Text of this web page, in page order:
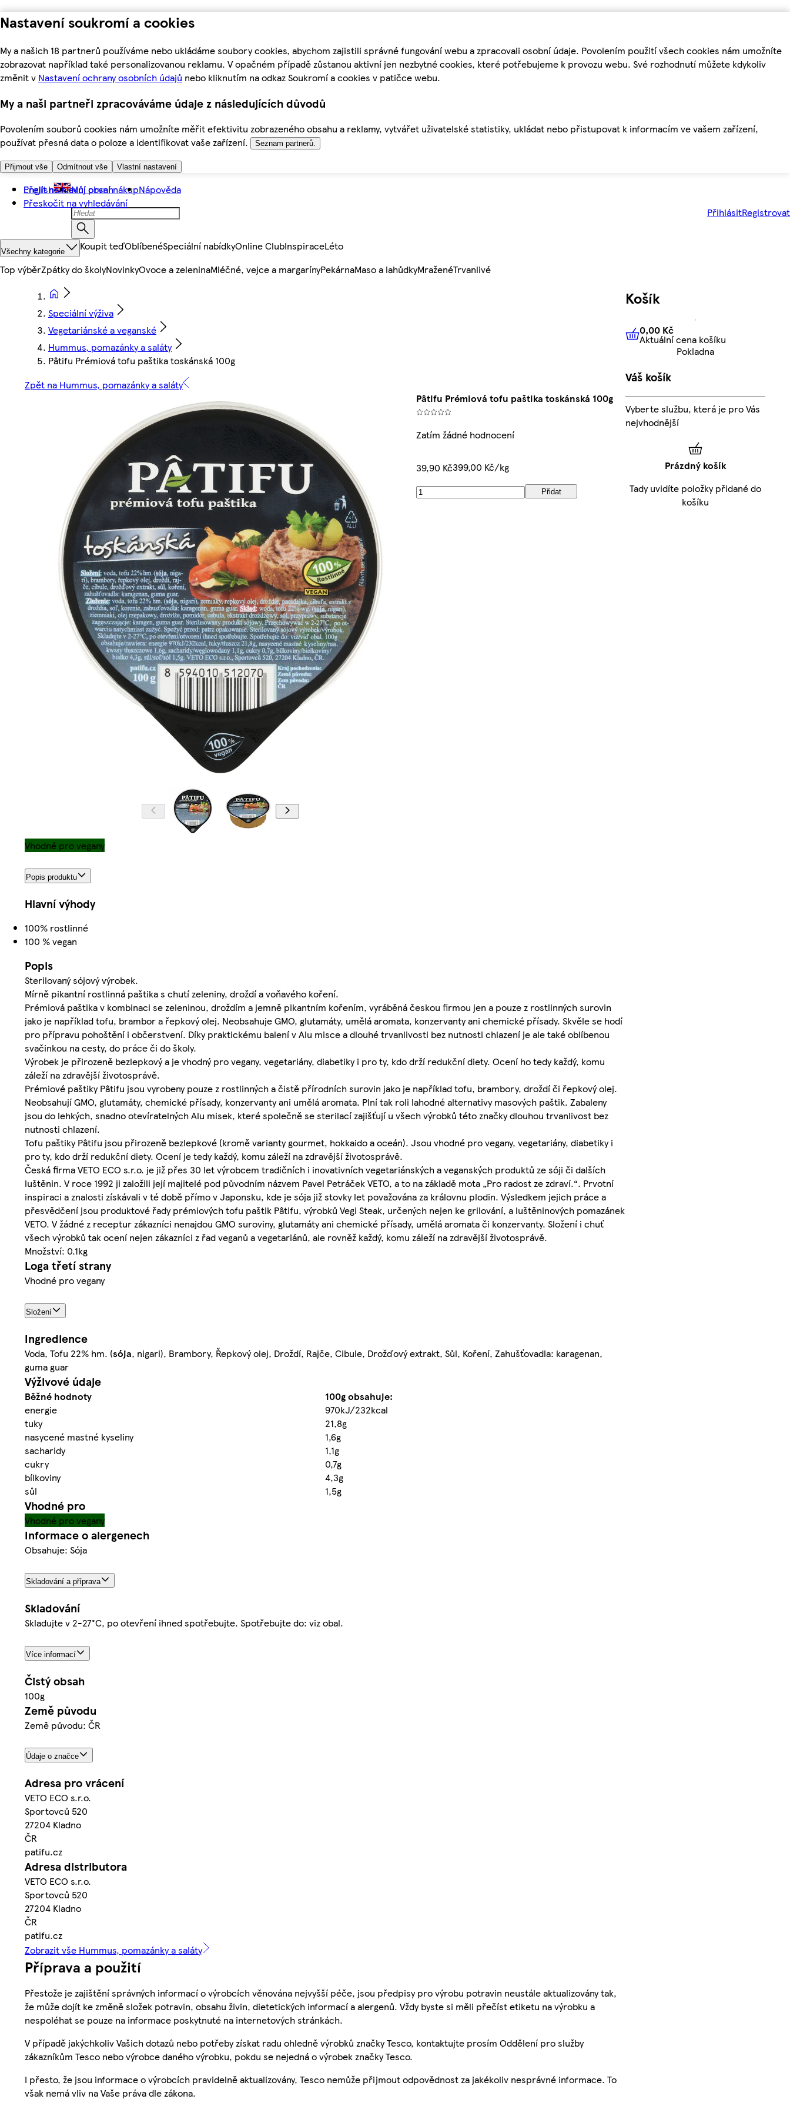
Nastavení soukromí a cookies
My a našich 18 partnerů používáme nebo ukládáme soubory cookies, abychom zajistili správné fungování webu a zpracovali osobní údaje. Povolením použití všech cookies nám umožníte
zobrazovat například také personalizovanou reklamu. V opačném případě zůstanou aktivní jen nezbytné cookies, které potřebujeme k provozu webu. Své rozhodnutí můžete kdykoliv
změnit v Nastavení ochrany osobních údajů nebo kliknutím na odkaz Soukromí a cookies v patičce webu.
My a naši partneři zpracováváme údaje z následujících důvodů
Povolením souborů cookies nám umožníte měřit efektivitu zobrazeného obsahu a reklamy, vytvářet uživatelské statistiky, ukládat nebo přistupovat k informacím ve vašem zařízení,
používat přesná data o poloze a identifikovat vaše zařízení.
Seznam partnerů.
Přijmout vše Odmítnout vše Vlastní nastavení
Přejít na hlavní obsah
Přeskočit na vyhledávání
English Můj první nákupNápověda
PřihlásitRegistrovat
Všechny kategorie Koupit teďOblíbenéSpeciální nabídkyOnline ClubInspiraceLéto
Top výběrZpátky do školyNovinkyOvoce a zeleninaMléčné, vejce a margarínyPekárnaMaso a lahůdkyMraženéTrvanlivé
Speciální výživa
Vegetariánské a veganské
Hummus, pomazánky a saláty
Pâtifu Prémiová tofu paštika toskánská 100g
Zpět na Hummus, pomazánky a saláty
Pâtifu Prémiová tofu paštika toskánská 100g
Zatím žádné hodnocení
39,90 Kč399,00 Kč/kg
Přidat
Vhodné pro vegany
Popis produktu
Hlavní výhody
100% rostlinné
100 % vegan
Popis
Sterilovaný sójový výrobek.
Mírně pikantní rostlinná paštika s chutí zeleniny, droždí a voňavého koření.
Prémiová paštika v kombinaci se zeleninou, droždím a jemně pikantním kořením, vyráběná českou firmou jen a pouze z rostlinných surovin
jako je například tofu, brambor a řepkový olej. Neobsahuje GMO, glutamáty, umělá aromata, konzervanty ani chemické přísady. Skvěle se hodí
pro přípravu pohoštění i občerstvení. Díky praktickému balení v Alu misce a dlouhé trvanlivosti bez nutnosti chlazení je ale také oblíbenou
svačinkou na cesty, do práce či do školy.
Výrobek je přirozeně bezlepkový a je vhodný pro vegany, vegetariány, diabetiky i pro ty, kdo drží redukční diety. Ocení ho tedy každý, komu
záleží na zdravější životosprávě.
Prémiové paštiky Pâtifu jsou vyrobeny pouze z rostlinných a čistě přírodních surovin jako je například tofu, brambory, droždí či řepkový olej.
Neobsahují GMO, glutamáty, chemické přísady, konzervanty ani umělá aromata. Plní tak roli lahodné alternativy masových paštik. Zabaleny
jsou do lehkých, snadno otevíratelných Alu misek, které společně se sterilací zajišťují u všech výrobků této značky dlouhou trvanlivost bez
nutnosti chlazení.
Tofu paštiky Pâtifu jsou přirozeně bezlepkové (kromě varianty gourmet, hokkaido a oceán). Jsou vhodné pro vegany, vegetariány, diabetiky i
pro ty, kdo drží redukční diety. Ocení je tedy každý, komu záleží na zdravější životosprávě.
Česká firma VETO ECO s.r.o. je již přes 30 let výrobcem tradičních i inovativních vegetariánských a veganských produktů ze sóji či dalších
luštěnin. V roce 1992 ji založili její majitelé pod původním názvem Pavel Petráček VETO, a to na základě mota „Pro radost ze zdraví.“. Prvotní
inspiraci a znalosti získávali v té době přímo v Japonsku, kde je sója již stovky let považována za královnu plodin. Výsledkem jejich práce a
přesvědčení jsou produktové řady prémiových tofu paštik Pâtifu, výrobků Vegi Steak, určených nejen ke grilování, a luštěninových pomazánek
VETO. V žádné z receptur zákazníci nenajdou GMO suroviny, glutamáty ani chemické přísady, umělá aromata či konzervanty. Složení i chuť
všech výrobků tak ocení nejen zákazníci z řad veganů a vegetariánů, ale rovněž každý, komu záleží na zdravější životosprávě.
Množství: 0.1kg
Loga třetí strany
Vhodné pro vegany
Složení
Ingredience
Voda, Tofu 22% hm. (sója, nigari), Brambory, Řepkový olej, Droždí, Rajče, Cibule, Drožďový extrakt, Sůl, Koření, Zahušťovadla: karagenan,
guma guar
Výživové údaje
Běžné hodnoty
100g obsahuje:
energie
970kJ/232kcal
tuky
21,8g
nasycené mastné kyseliny
1,6g
sacharidy
1,1g
cukry
0,7g
bílkoviny
4,3g
sůl
1,5g
Vhodné pro
Vhodné pro vegany
Informace o alergenech
Obsahuje: Sója
Skladování a příprava
Skladování
Skladujte v 2-27°C, po otevření ihned spotřebujte. Spotřebujte do: viz obal.
Více informací
Čistý obsah
100g
Země původu
Země původu: ČR
Údaje o značce
Adresa pro vrácení
VETO ECO s.r.o.
Sportovců 520
27204 Kladno
ČR
patifu.cz
Adresa distributora
VETO ECO s.r.o.
Sportovců 520
27204 Kladno
ČR
patifu.cz
Zobrazit vše Hummus, pomazánky a saláty
Příprava a použití
Přestože je zajištění správných informací o výrobcích věnována nejvyšší péče, jsou předpisy pro výrobu potravin neustále aktualizovány tak,
že může dojít ke změně složek potravin, obsahu živin, dietetických informací a alergenů. Vždy byste si měli přečíst etiketu na výrobku a
nespoléhat se pouze na informace poskytnuté na internetových stránkách.
V případě jakýchkoliv Vašich dotazů nebo potřeby získat radu ohledně výrobků značky Tesco, kontaktujte prosím Oddělení pro služby
zákazníkům Tesco nebo výrobce daného výrobku, pokdu se nejedná o výrobek značky Tesco.
I přesto, že jsou informace o výrobcích pravidelně aktualizovány, Tesco nemůže přijmout odpovědnost za jakékoliv nesprávné informace. To
však nemá vliv na Vaše práva dle zákona.
Košík
0,00 KčAktuální cena košíku
0,00 Kč
Aktuální cena košíku
Pokladna
Váš košík
Vyberte službu, která je pro Vás
nejvhodnější
Prázdný košík
Tady uvidíte položky přidané do
košíku